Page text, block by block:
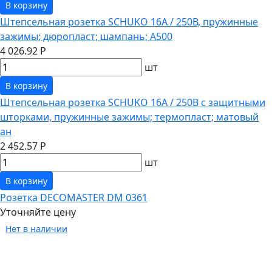
В корзину
Штепсельная розетка SCHUKO 16А / 250В, пружинные
зажимы; дюропласт; шампань; A500
4 026.92 Р
шт
В корзину
Штепсельная розетка SCHUKO 16А / 250В с защитными
шторками, пружинные зажимы; термопласт; матовый
ан
2 452.57 Р
шт
В корзину
Розетка DECOMASTER DM 0361
Уточняйте цену
Нет в наличии